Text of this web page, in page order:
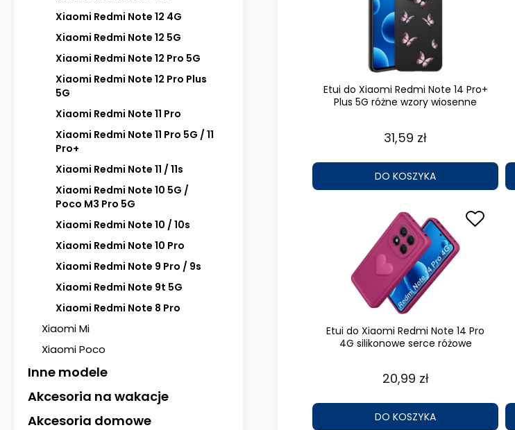
Xiaomi Redmi Note 12 4G
Xiaomi Redmi Note 12 5G
Xiaomi Redmi Note 12 Pro 5G
Xiaomi Redmi Note 12 Pro Plus
5G
Xiaomi Redmi Note 11 Pro
Xiaomi Redmi Note 11 Pro 5G / 11
Pro+
Xiaomi Redmi Note 11 / 11s
Xiaomi Redmi Note 10 5G /
Poco M3 Pro 5G
Xiaomi Redmi Note 10 / 10s
Xiaomi Redmi Note 10 Pro
Xiaomi Redmi Note 9 Pro / 9s
Xiaomi Redmi Note 9t 5G
Xiaomi Redmi Note 8 Pro
Xiaomi Mi
Xiaomi Poco
Inne modele
Akcesoria na wakacje
Akcesoria domowe
Etui do Xiaomi Redmi Note 14 Pro+
Plus 5G różne wzory wiosenne
31,59 zł
DO KOSZYKA
Etui do Xiaomi Redmi Note 14 Pro
4G silikonowe serce różowe
20,99 zł
DO KOSZYKA